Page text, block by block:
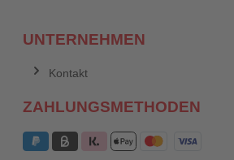
UNTERNEHMEN
Kontakt
ZAHLUNGSMETHODEN